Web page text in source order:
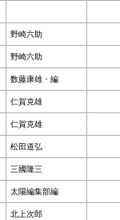
野崎六助
野崎六助
数藤康雄・編
仁賀克雄
仁賀克雄
松田道弘
三國隆三
太陽編集部編
北上次郎